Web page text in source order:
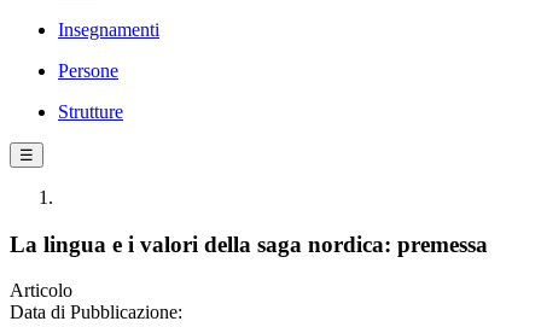
Insegnamenti
Persone
Strutture
☰
La lingua e i valori della saga nordica: premessa
Articolo
Data di Pubblicazione: